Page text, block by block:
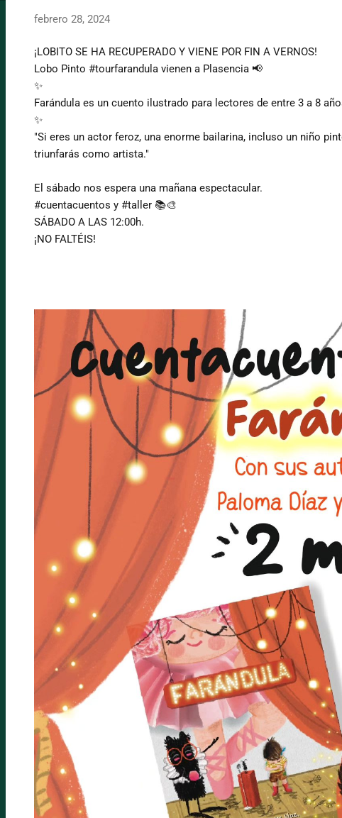
febrero 28, 2024
¡LOBITO SE HA RECUPERADO Y VIENE POR FIN A VERNOS!
Lobo Pinto #tourfarandula vienen a Plasencia 📢
✨
Farándula es un cuento ilustrado para lectores de entre 3 a 8
✨
"Si eres un actor feroz, una enorme bailarina, incluso un niño
triunfarás como artista."
El sábado nos espera una mañana espectacular.
#cuentacuentos y #taller 📚🎨
SÁBADO A LAS 12:00h.
¡NO FALTÉIS!